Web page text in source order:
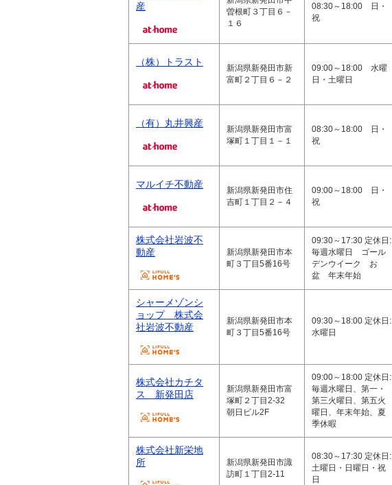
産
曽根町３丁目６－
１６
08:30～18:00 日・
祝
（株）トラスト
新潟県新発田市新
富町２丁目６－２
09:00～18:00 水曜
日・土曜日
（有）丸井興産
新潟県新発田市富
塚町１丁目１－１
08:30～18:00 日・
祝
マルイチ不動産
新潟県新発田市住
吉町１丁目２－４
09:00～18:00 日・
祝
株式会社岩波不
動産
新潟県新発田市本
町３丁目5番16号
09:30～17:30 定休日:
毎週水曜日 ゴール
デンウイーク お
盆 年末年始
シャーメゾンシ
ョップ 株式会
社岩波不動産
新潟県新発田市本
町３丁目5番16号
09:30～18:00 定休日:
水曜日
株式会社カチタ
ス 新発田店
新潟県新発田市富
塚町２丁目2-32
朝日ビル2F
09:00～18:00 定休日:
毎週水曜日、第一・
第三火曜日、第五火
曜日、年末年始、夏
季休暇
株式会社新栄地
所
新潟県新発田市諏
訪町１丁目2-11
08:30～17:30 定休日:
土曜日・日曜日・祝
日